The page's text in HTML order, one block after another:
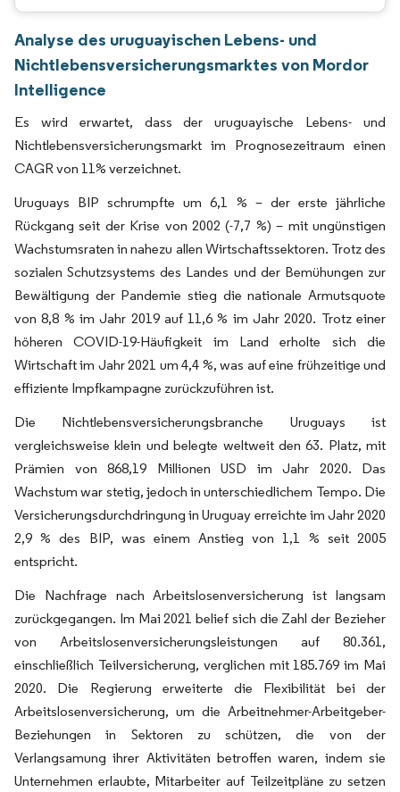
Analyse des uruguayischen Lebens- und
Nichtlebensversicherungsmarktes von Mordor
Intelligence
Es wird erwartet, dass der uruguayische Lebens- und
Nichtlebensversicherungsmarkt im Prognosezeitraum einen
CAGR von 11% verzeichnet.
Uruguays BIP schrumpfte um 6,1 % – der erste jährliche
Rückgang seit der Krise von 2002 (-7,7 %) – mit ungünstigen
Wachstumsraten in nahezu allen Wirtschaftssektoren. Trotz des
sozialen Schutzsystems des Landes und der Bemühungen zur
Bewältigung der Pandemie stieg die nationale Armutsquote
von 8,8 % im Jahr 2019 auf 11,6 % im Jahr 2020. Trotz einer
höheren COVID-19-Häufigkeit im Land erholte sich die
Wirtschaft im Jahr 2021 um 4,4 %, was auf eine frühzeitige und
effiziente Impfkampagne zurückzuführen ist.
Die Nichtlebensversicherungsbranche Uruguays ist
vergleichsweise klein und belegte weltweit den 63. Platz, mit
Prämien von 868,19 Millionen USD im Jahr 2020. Das
Wachstum war stetig, jedoch in unterschiedlichem Tempo. Die
Versicherungsdurchdringung in Uruguay erreichte im Jahr 2020
2,9 % des BIP, was einem Anstieg von 1,1 % seit 2005
entspricht.
Die Nachfrage nach Arbeitslosenversicherung ist langsam
zurückgegangen. Im Mai 2021 belief sich die Zahl der Bezieher
von Arbeitslosenversicherungsleistungen auf 80.361,
einschließlich Teilversicherung, verglichen mit 185.769 im Mai
2020. Die Regierung erweiterte die Flexibilität bei der
Arbeitslosenversicherung, um die Arbeitnehmer-Arbeitgeber-
Beziehungen in Sektoren zu schützen, die von der
Verlangsamung ihrer Aktivitäten betroffen waren, indem sie
Unternehmen erlaubte, Mitarbeiter auf Teilzeitpläne zu setzen